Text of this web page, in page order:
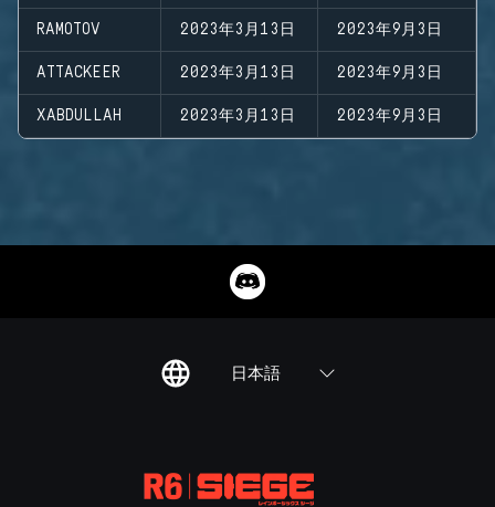
RAMOTOV 2023年3月13日 2023年9月3日
ATTACKEER 2023年3月13日 2023年9月3日
XABDULLAH 2023年3月13日 2023年9月3日
日本語